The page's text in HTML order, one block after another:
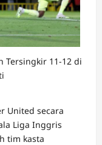
Tersingkir 11-12 di
United secara
Liga Inggris
tim kasta